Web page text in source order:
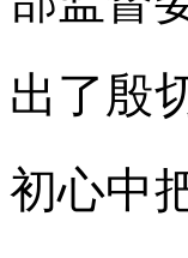
出了殷
初心中